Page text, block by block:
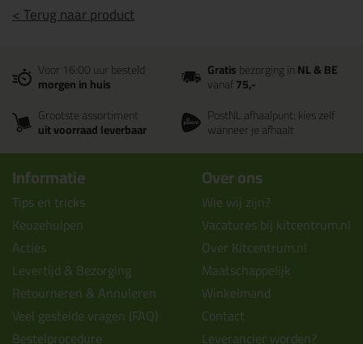
< Terug naar product
Voor 16:00 uur besteld
morgen in huis
Gratisbezorging inNL & BE
vanaf75,-
Grootste assortiment
uit voorraad leverbaar
PostNL afhaalpunt: kies zelf
wanneer je afhaalt
Informatie
Tips en tricks
Keuzehulpen
Acties
Levertijd & Bezorging
Retourneren & Annuleren
Veel gestelde vragen (FAQ)
Bestelprocedure
Over ons
Wie wij zijn?
Vacatures bij kitcentrum.nl
Over Kitcentrum.nl
Maatschappelijk
Winkelmand
Contact
Leverancier worden?